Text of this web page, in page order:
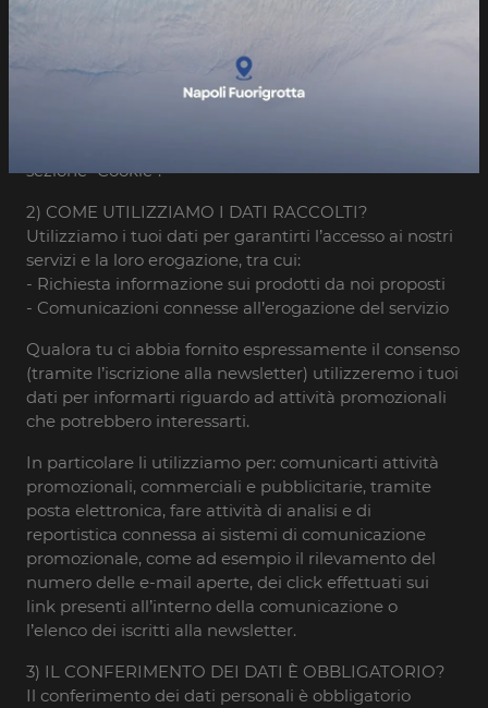
informazioni sul tuo computer, dati relativi alla
posizione attuale (approssimativa) dello strumento
che stai utilizzando;
sezione “Cookie”.
2) COME UTILIZZIAMO I DATI RACCOLTI?
Utilizziamo i tuoi dati per garantirti l’accesso ai nostri
servizi e la loro erogazione, tra cui:
- Richiesta informazione sui prodotti da noi proposti
- Comunicazioni connesse all’erogazione del servizio
Qualora tu ci abbia fornito espressamente il consenso
(tramite l’iscrizione alla newsletter) utilizzeremo i tuoi
dati per informarti riguardo ad attività promozionali
che potrebbero interessarti.
In particolare li utilizziamo per: comunicarti attività
promozionali, commerciali e pubblicitarie, tramite
posta elettronica, fare attività di analisi e di
reportistica connessa ai sistemi di comunicazione
promozionale, come ad esempio il rilevamento del
numero delle e-mail aperte, dei click effettuati sui
link presenti all’interno della comunicazione o
l’elenco dei iscritti alla newsletter.
3) IL CONFERIMENTO DEI DATI È OBBLIGATORIO?
Il conferimento dei dati personali è obbligatorio